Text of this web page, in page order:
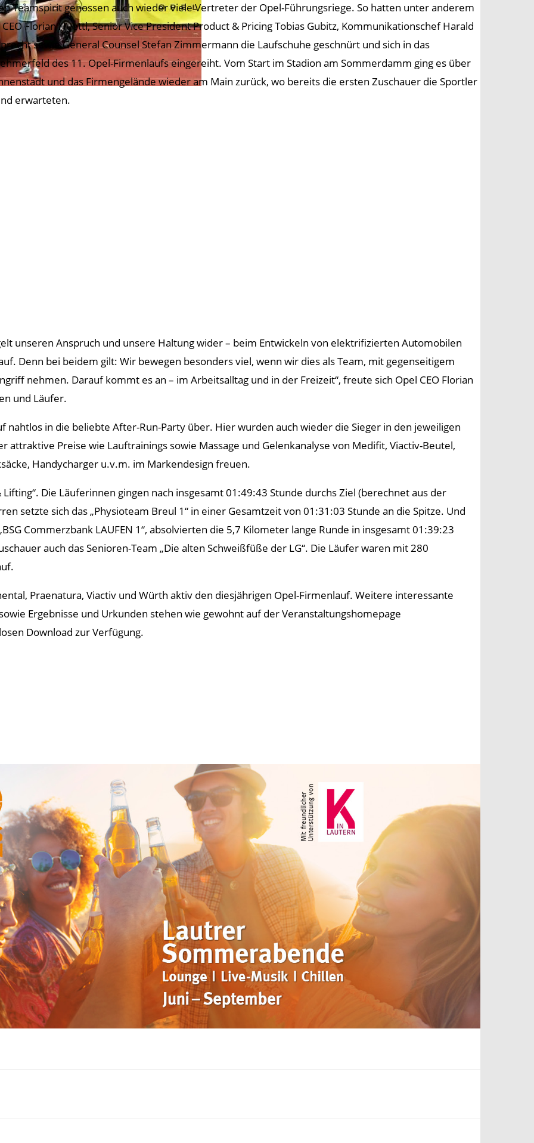
Teamspirit genossen auch wieder viele Vertreter der Opel-Führungsriege. So hatten unter anderem
Florian Huettl, Senior Vice President Product & Pricing Tobias Gubitz, Kommunikationschef Harald
sowie General Counsel Stefan Zimmermann die Laufschuhe geschnürt und sich in das
des 11. Opel-Firmenlaufs eingereiht. Vom Start im Stadion am Sommerdamm ging es über
und das Firmengelände wieder am Main zurück, wo bereits die ersten Zuschauer die Sportler
erwarteten.
unseren Anspruch und unsere Haltung wider – beim Entwickeln von elektrifizierten Automobilen
Denn bei beidem gilt: Wir bewegen besonders viel, wenn wir dies als Team, mit gegenseitigem
nehmen. Darauf kommt es an – im Arbeitsalltag und in der Freizeit“, freute sich Opel CEO Florian
und Läufer.
nahtlos in die beliebte After-Run-Party über. Hier wurden auch wieder die Sieger in den jeweiligen
attraktive Preise wie Lauftrainings sowie Massage und Gelenkanalyse von Medifit, Viactiv-Beutel,
Handycharger u.v.m. im Markendesign freuen.
Die Läuferinnen gingen nach insgesamt 01:49:43 Stunde durchs Ziel (berechnet aus der
setzte sich das „Physioteam Breul 1“ in einer Gesamtzeit von 01:31:03 Stunde an die Spitze. Und
Commerzbank LAUFEN 1“, absolvierten die 5,7 Kilometer lange Runde in insgesamt 01:39:23
auch das Senioren-Team „Die alten Schweißfüße der LG“. Die Läufer waren mit 280
Praenatura, Viactiv und Würth aktiv den diesjährigen Opel-Firmenlauf. Weitere interessante
Ergebnisse und Urkunden stehen wie gewohnt auf der Veranstaltungshomepage
Download zur Verfügung.